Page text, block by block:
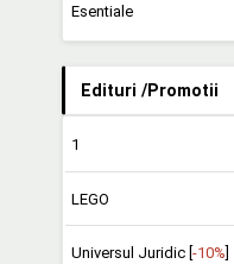
Esentiale
Edituri /Promotii
1
LEGO
Universul Juridic [ -10%